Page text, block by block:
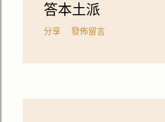
答本土派
分享 發佈留言